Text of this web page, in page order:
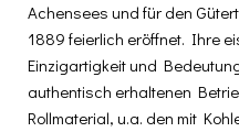
Achensees und für den
1889 feierlich eröffnet. Ihre
Einzigartigkeit und
authentisch erhaltenen
Rollmaterial, u.a. den mit